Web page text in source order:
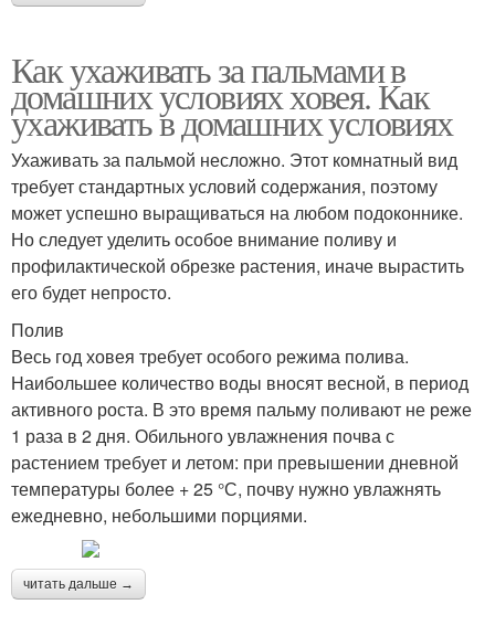
Как ухаживать за пальмами в
домашних условиях ховея. Как
ухаживать в домашних условиях
Ухаживать за пальмой несложно. Этот комнатный вид
требует стандартных условий содержания, поэтому
может успешно выращиваться на любом подоконнике.
Но следует уделить особое внимание поливу и
профилактической обрезке растения, иначе вырастить
его будет непросто.
Полив
Весь год ховея требует особого режима полива.
Наибольшее количество воды вносят весной, в период
активного роста. В это время пальму поливают не реже
1 раза в 2 дня. Обильного увлажнения почва с
растением требует и летом: при превышении дневной
температуры более + 25 °С, почву нужно увлажнять
ежедневно, небольшими порциями.
читать дальше →